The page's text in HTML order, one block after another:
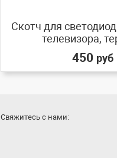
Скотч для
телевизора,
450 руб
Cвяжитесь с нами: